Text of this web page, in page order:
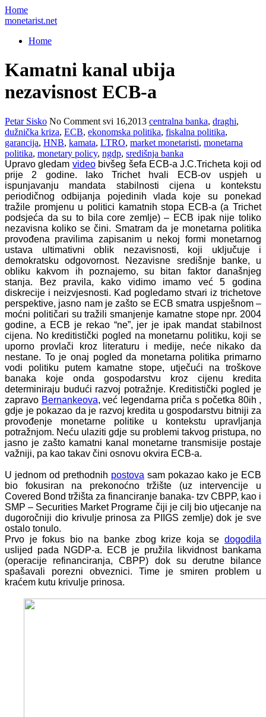
Home
monetarist.net
Home
Kamatni kanal ubija
nezavisnost ECB-a
Petar Sisko No Comment svi 16,2013 centralna banka, draghi,
dužnička kriza, ECB, ekonomska politika, fiskalna politika,
garancija, HNB, kamata, LTRO, market monetaristi, monetarna
politika, monetary policy, ngdp, središnja banka
Upravo gledam videobivšeg šefa ECB-a J.C.Tricheta koji od
prije 2 godine. Iako Trichet hvali ECB-ov uspjeh u
ispunjavanju mandata stabilnosti cijena u kontekstu
periodičnog odbijanja pojedinih vlada koje su ponekad
tražile promjenu u politici kamatnih stopa ECB-a (a Trichet
podsjeća da su to bila core zemlje) – ECB ipak nije toliko
nezavisna koliko se čini. Smatram da je monetarna politika
provođena pravilima zapisanim u nekoj formi monetarnog
ustava ultimativni oblik nezavisnosti, koji uključuje i
demokratsku odgovornost. Nezavisne središnje banke, u
obliku kakvom ih poznajemo, su bitan faktor današnjeg
stanja. Bez pravila, kako vidimo imamo već 5 godina
diskrecije i neizvjesnosti. Kad pogledamo stvari iz trichetove
perspektive, jasno nam je zašto se ECB smatra uspješnom –
moćni političari su tražili smanjenje kamatne stope npr. 2004
godine, a ECB je rekao “ne”, jer je ipak mandat stabilnost
cijena. No kreditistički pogled na monetarnu politiku, koji se
uporno provlači kroz literaturu i medije, neće nikako da
nestane. To je onaj pogled da monetarna politika primarno
vodi politiku putem kamatne stope, utječući na troškove
banaka koje onda gospodarstvu kroz cijenu kredita
determiniraju budući razvoj potražnje. Kreditistički pogled je
zapravo Bernankeova, već legendarna priča s početka 80ih ,
gdje je pokazao da je razvoj kredita u gospodarstvu bitniji za
provođenje monetarne politike u kontekstu upravljanja
potražnjom. Neću ulaziti gdje su problemi takvog pristupa, no
jasno je zašto kamatni kanal monetarne transmisije postaje
važniji, pa kao takav čini osnovu okvira ECB-a.
U jednom od prethodnih postova sam pokazao kako je ECB
bio fokusiran na prekonoćno tržište (uz intervencije u
Covered Bond tržišta za financiranje banaka- tzv CBPP, kao i
SMP – Securities Market Programe čiji je cilj bio utjecanje na
dugoročniji dio krivulje prinosa za PIIGS zemlje) dok je sve
ostalo tonulo.
Prvo je fokus bio na banke zbog krize koja se dogodila
uslijed pada NGDP-a. ECB je pružila likvidnost bankama
(operacije refinanciranja, CBPP) dok su derutne bilance
spašavali porezni obveznici. Time je smiren problem u
kraćem kutu krivulje prinosa.